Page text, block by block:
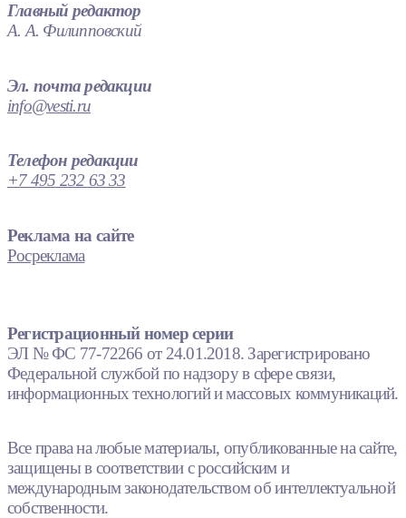
Главный редактор
А. А. Филипповский
Эл. почта редакции
info@vesti.ru
Телефон редакции
+7 495 232 63 33
Реклама на сайте
Росреклама
Регистрационный номер серии
ЭЛ № ФС 77-72266 от 24.01.2018. Зарегистрировано
Федеральной службой по надзору в сфере связи,
информационных технологий и массовых коммуникаций.
Все права на любые материалы, опубликованные на сайте,
защищены в соответствии с российским и
международным законодательством об интеллектуальной
собственности.